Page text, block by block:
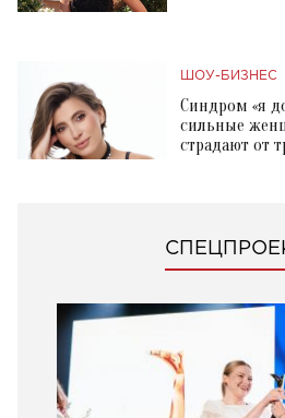
ШОУ-БИЗНЕС
Синдром «я
сильные
страдают от